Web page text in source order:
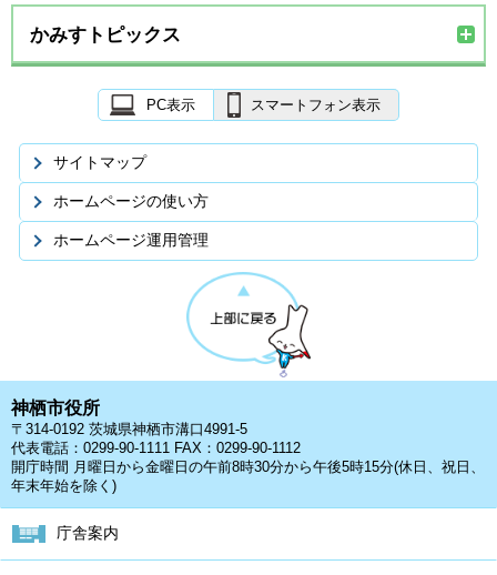
かみすトピックス
PC表示 スマートフォン表示
サイトマップ
ホームページの使い方
ホームページ運用管理
神栖市役所
〒314-0192 茨城県神栖市溝口4991-5
代表電話：0299-90-1111 FAX：0299-90-1112
開庁時間 月曜日から金曜日の午前8時30分から午後5時15分(休日、祝日、
年末年始を除く)
庁舎案内